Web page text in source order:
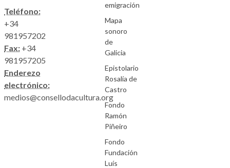
Teléfono:
+34
981957202
Fax: +34
981957205
Enderezo
electrónico:
medios@consellodacultura.org
emigración
Mapa
sonoro
de
Galicia
Epistolario
Rosalía de
Castro
Fondo
Ramón
Piñeiro
Fondo
Fundación
Luís